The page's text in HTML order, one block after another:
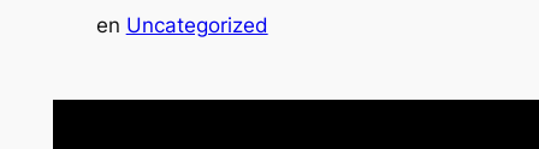
en Uncategorized